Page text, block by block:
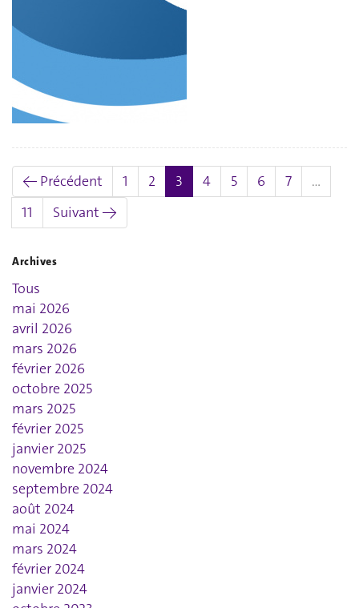
← Précédent 1 2 3 (actuel)
4 5 6 7
…
11
Suivant →
Archives
Tous
mai 2026
avril 2026
mars 2026
février 2026
octobre 2025
mars 2025
février 2025
janvier 2025
novembre 2024
septembre 2024
août 2024
mai 2024
mars 2024
février 2024
janvier 2024